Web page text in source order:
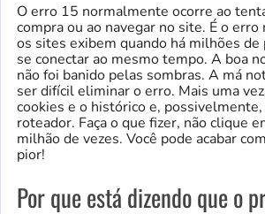
O erro 15 normalmente ocorre ao
compra ou ao navegar no site. É o erro
os sites exibem quando há milhões
se conectar ao mesmo tempo. A boa
não foi banido pelas sombras. A má
ser difícil eliminar o erro. Mais uma
cookies e o histórico e,
roteador. Faça o que fizer, não clique
milhão de vezes. Você pode acabar
pior!
Por que está dizendo que o